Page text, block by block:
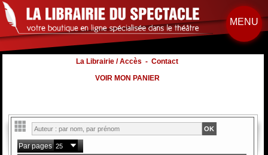
MENU
La Librairie / Accès -Contact
VOIR MON PANIER
Par pages